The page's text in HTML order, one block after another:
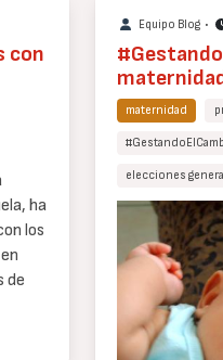
con
ha
los
de
Equipo Blog•
maternidad
elecciones
Cuerpo
texto